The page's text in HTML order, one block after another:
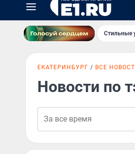
Стильные
ЕКАТЕРИНБУРГ ВСЕ
Новости по